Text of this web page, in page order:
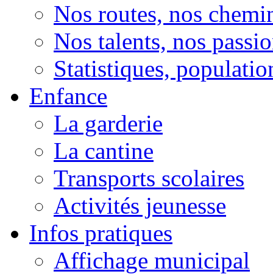
Nos routes, nos
Nos talents, nos
Statistiques,
Enfance
La garderie
La cantine
Transports scolaires
Activités jeunesse
Infos pratiques
Affichage municipal